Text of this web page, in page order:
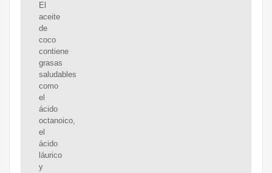
El
aceite
de
coco
contiene
grasas
saludables
como
el
ácido
octanoico,
el
ácido
láurico
y